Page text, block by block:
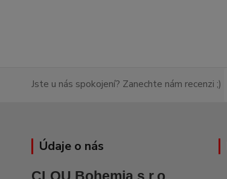
Jste u nás spokojení? Zanechte nám recenzi ;)
Údaje o nás